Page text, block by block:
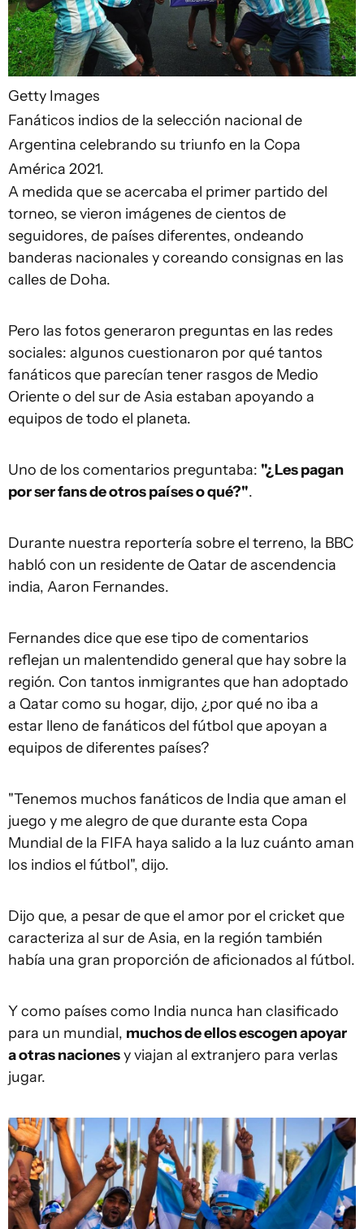
Getty Images
Fanáticos indios de la selección nacional de
Argentina celebrando su triunfo en la Copa
América 2021.
A medida que se acercaba el primer partido del
torneo, se vieron imágenes de cientos de
seguidores, de países diferentes, ondeando
banderas nacionales y coreando consignas en las
calles de Doha.
Pero las fotos generaron preguntas en las redes
sociales: algunos cuestionaron por qué tantos
fanáticos que parecían tener rasgos de Medio
Oriente o del sur de Asia estaban apoyando a
equipos de todo el planeta.
Uno de los comentarios preguntaba: "¿Les pagan
por ser fans de otros países o qué?".
Durante nuestra reportería sobre el terreno, la BBC
habló con un residente de Qatar de ascendencia
india, Aaron Fernandes.
Fernandes dice que ese tipo de comentarios
reflejan un malentendido general que hay sobre la
región. Con tantos inmigrantes que han adoptado
a Qatar como su hogar, dijo, ¿por qué no iba a
estar lleno de fanáticos del fútbol que apoyan a
equipos de diferentes países?
"Tenemos muchos fanáticos de India que aman el
juego y me alegro de que durante esta Copa
Mundial de la FIFA haya salido a la luz cuánto aman
los indios el fútbol", dijo.
Dijo que, a pesar de que el amor por el cricket que
caracteriza al sur de Asia, en la región también
había una gran proporción de aficionados al fútbol.
Y como países como India nunca han clasificado
para un mundial, muchos deellosescogen apoyar
a otras nacionesy viajan al extranjero para verlas
jugar.